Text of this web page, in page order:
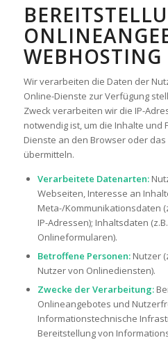
WEBHOSTING
Wir verarbeiten die Daten der
Online-Dienste zur Verfügung
Zweck verarbeiten wir die IP-
notwendig ist, um die Inhalte und
Dienste an den Browser oder
übermitteln.
Verarbeitete Datenarten:
Webseiten, Interesse an
Meta-/Kommunikationsdaten
IP-Adressen); Inhaltsdaten
Onlineformularen).
Betroffene Personen:Nutzer
Nutzer von Onlinediensten).
Zwecke der Verarbeitung:
Onlineangebotes und
Informationstechnische
Bereitstellung von